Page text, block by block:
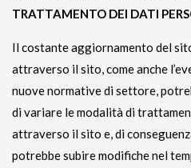
TRATTAMENTO DEI DATI
Il costante aggiornamento del
attraverso il sito, come anche
nuove normative di settore,
di variare le modalità di
attraverso il sito e, di
potrebbe subire modifiche nel